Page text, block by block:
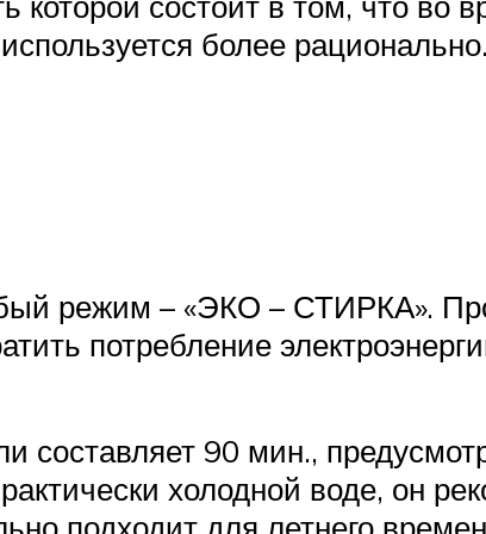
более
режим – «ЭКО – СТИРКА».
потребление
составляет 90 мин.,
холодной воде, он